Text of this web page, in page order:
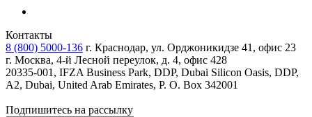
Контакты
8 (800) 5000-136 г. Краснодар, ул. Орджоникидзе 41, офис 23
г. Москва, 4-й Лесной переулок, д. 4, офис 428
20335-001, IFZA Business Park, DDP, Dubai Silicon Oasis, DDP,
A2, Dubai, United Arab Emirates, P. O. Box 342001
Подпишитесь на рассылку